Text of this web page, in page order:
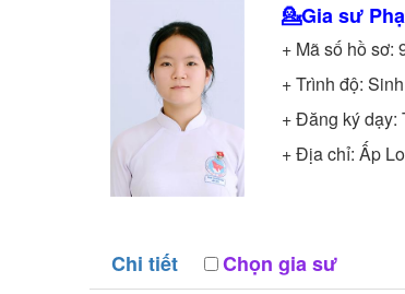
💁Gia sư
+ Mã số hồ sơ:
+ Trình độ:
+ Đăng ký dạy:
+ Địa chỉ: Ấp
Chi tiết Chọn gia sư